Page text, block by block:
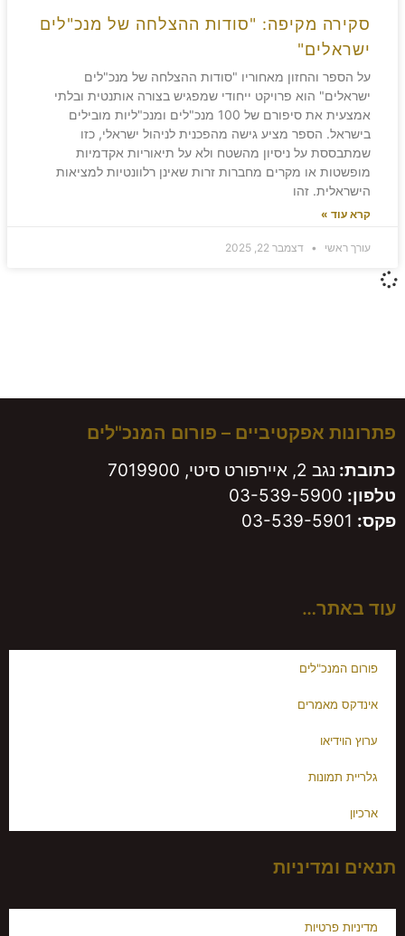
סקירה מקיפה: "סודות ההצלחה של מנכ"לים
ישראלים"
על הספר והחזון מאחוריו "סודות ההצלחה של מנכ"לים
ישראלים" הוא פרויקט ייחודי שמפגיש בצורה אותנטית ובלתי
אמצעית את סיפורם של 100 מנכ"לים ומנכ"ליות מובילים
בישראל. הספר מציע גישה מהפכנית לניהול ישראלי, כזו
שמתבססת על ניסיון מהשטח ולא על תיאוריות אקדמיות
מופשטות או מקרים מחברות זרות שאינן רלוונטיות למציאות
הישראלית. זהו
קרא עוד »
עורך ראשי דצמבר 22, 2025
פתרונות אפקטיביים – פורום המנכ"לים
כתובת: נגב 2, איירפורט סיטי, 7019900
טלפון: 03-539-5900
פקס:
עוד באתר…
פורום המנכ"לים
אינדקס מאמרים
ערוץ הוידיאו
גלריית תמונות
ארכיון
תנאים ומדיניות
מדיניות פרטיות